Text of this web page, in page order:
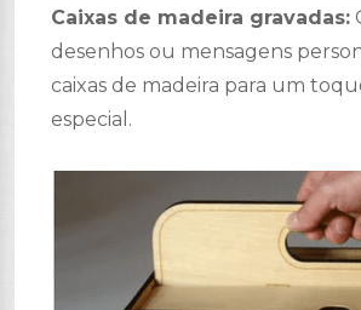
Caixas de madeira gravadas:
desenhos ou mensagens
caixas de madeira para um
especial.